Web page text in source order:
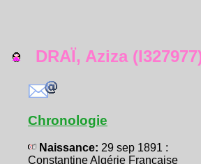
DRAÏ, Aziza
Chronologie
Naissance: 29 sep 1891 :
Constantine Algérie Française